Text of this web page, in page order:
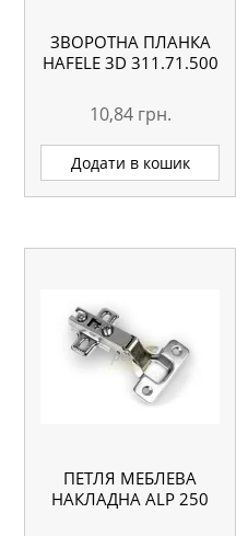
ЗВОРОТНА ПЛАНКА
HAFELE 3D 311.71.500
10,84 грн.
Додати в кошик
ПЕТЛЯ МЕБЛЕВА
НАКЛАДНА ALP 250